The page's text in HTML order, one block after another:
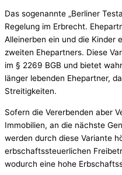
Das sogenannte „Berliner
Regelung im Erbrecht.
Alleinerben ein und die Kinder
zweiten Ehepartners. Diese
im § 2269 BGB und bietet
länger lebenden Ehepartner,
Streitigkeiten.
Sofern die Vererbenden aber
Immobilien, an die nächste
werden durch diese Variante
erbschaftssteuerlichen
wodurch eine hohe